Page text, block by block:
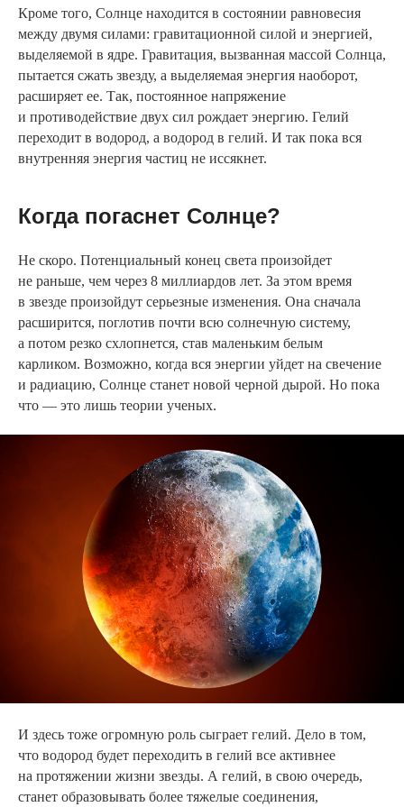
Кроме того, Солнце находится в состоянии равновесия
между двумя силами: гравитационной силой и энергией,
выделяемой в ядре. Гравитация, вызванная массой Солнца,
пытается сжать звезду, а выделяемая энергия наоборот,
расширяет ее. Так, постоянное напряжение
и противодействие двух сил рождает энергию. Гелий
переходит в водород, а водород в гелий. И так пока вся
внутренняя энергия частиц не иссякнет.
Когда погаснет Солнце?
Не скоро. Потенциальный конец света произойдет
не раньше, чем через 8 миллиардов лет. За этом время
в звезде произойдут серьезные изменения. Она сначала
расширится, поглотив почти всю солнечную систему,
а потом резко схлопнется, став маленьким белым
карликом. Возможно, когда вся энергии уйдет на свечение
и радиацию, Солнце станет новой черной дырой. Но пока
что — это лишь теории ученых.
И здесь тоже огромную роль сыграет гелий. Дело в том,
что водород будет переходить в гелий все активнее
на протяжении жизни звезды. А гелий, в свою очередь,
станет образовывать более тяжелые соединения,